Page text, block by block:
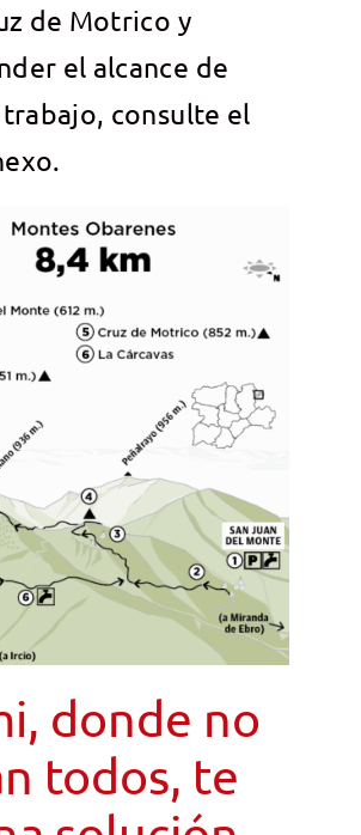
de Motrico y
el alcance de
consulte el
donde no
todos, te